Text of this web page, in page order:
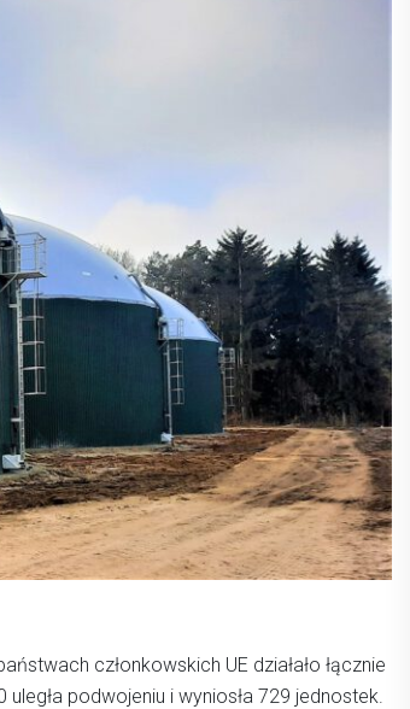
członkowskich UE działało łącznie
podwojeniu i wyniosła 729 jednostek.